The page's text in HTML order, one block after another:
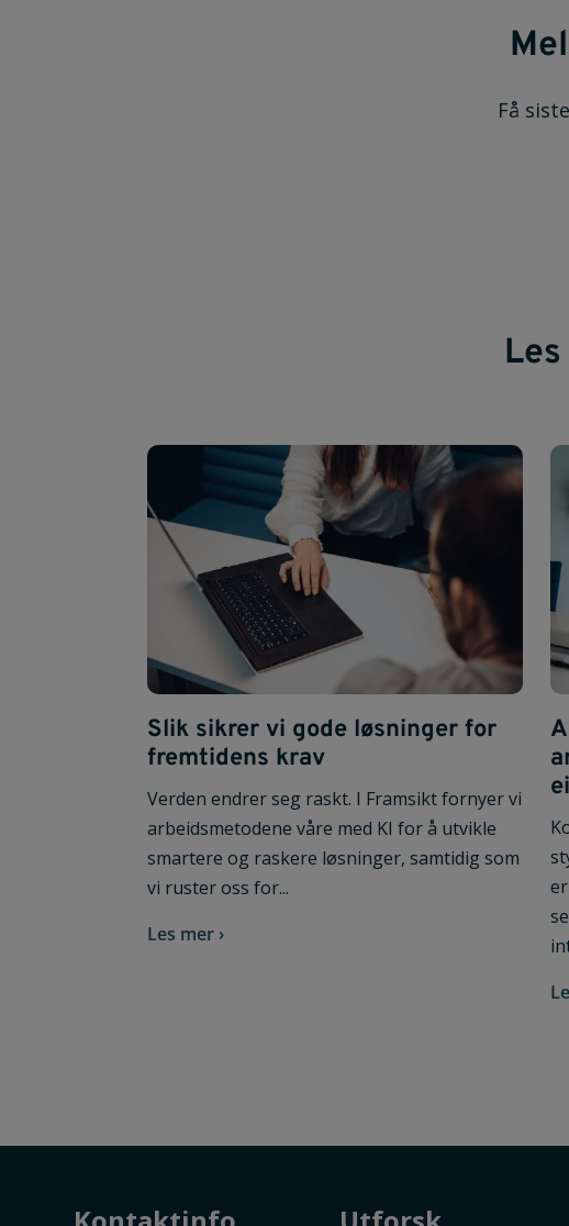
Få
Slik sikrer vi gode løsninger for
fremtidens krav
Verden endrer seg raskt. I Framsikt fornyer vi
arbeidsmetodene våre med KI for å utvikle
smartere og raskere løsninger, samtidig som
vi ruster oss for...
Les mer ›